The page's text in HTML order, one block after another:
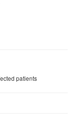
patients